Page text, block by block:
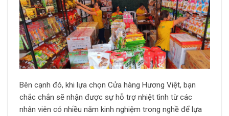
Bên cạnh đó, khi lựa chọn Cửa hàng Hương Việt, bạn
chắc chắn sẽ nhận được sự hỗ trợ nhiệt tình từ các
nhân viên có nhiều năm kinh nghiệm trong nghề để lựa